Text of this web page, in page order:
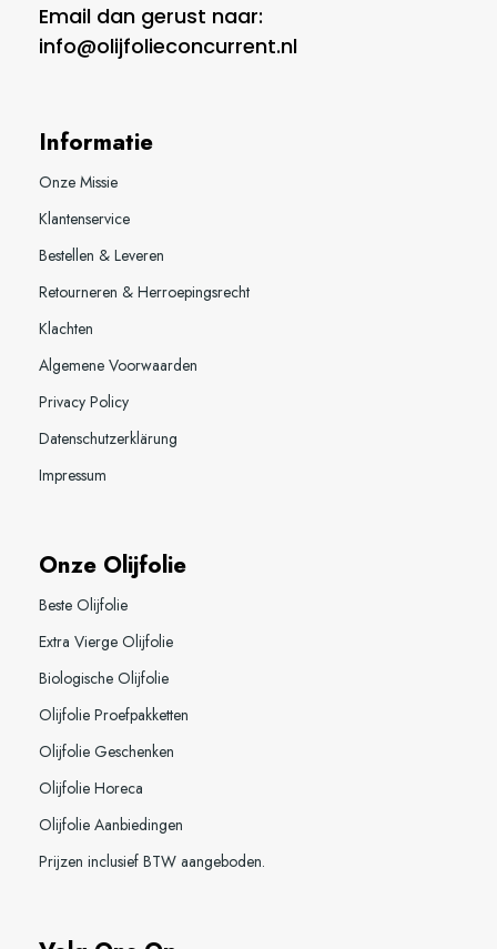
Email dan gerust naar:
info@olijfolieconcurrent.nl
Informatie
Onze Missie
Klantenservice
Bestellen & Leveren
Retourneren & Herroepingsrecht
Klachten
Algemene Voorwaarden
Privacy Policy
Datenschutzerklärung
Impressum
Onze Olijfolie
Beste Olijfolie
Extra Vierge Olijfolie
Biologische Olijfolie
Olijfolie Proefpakketten
Olijfolie Geschenken
Olijfolie Horeca
Olijfolie Aanbiedingen
Prijzen inclusief BTW aangeboden.